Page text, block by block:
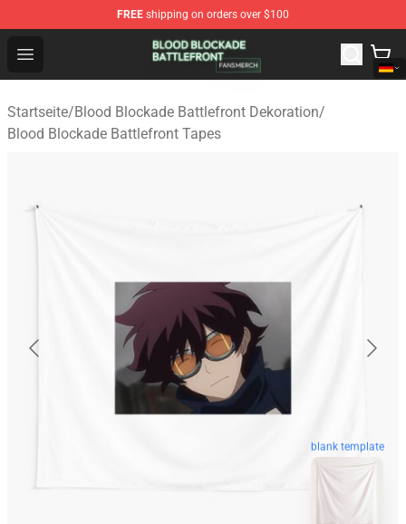
FREE shipping on orders over $100
Open menu
Blood Blockade Battlefront Shop - Official Blood
Startseite/Blood Blockade Battlefront Dekoration/
Blood Blockade Battlefront Tapes
blank template